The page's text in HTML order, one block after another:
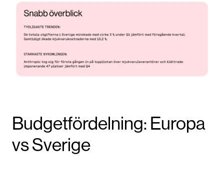
Budgetfördelning: Europa
vs Sverige